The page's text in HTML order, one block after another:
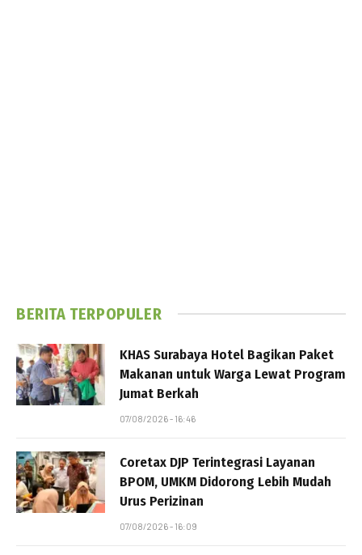
BERITA TERPOPULER
KHAS Surabaya Hotel Bagikan Paket
Makanan untuk Warga Lewat Program
Jumat Berkah
07/08/2026 - 16:46
Coretax DJP Terintegrasi Layanan
BPOM, UMKM Didorong Lebih Mudah
Urus Perizinan
07/08/2026 - 16:09